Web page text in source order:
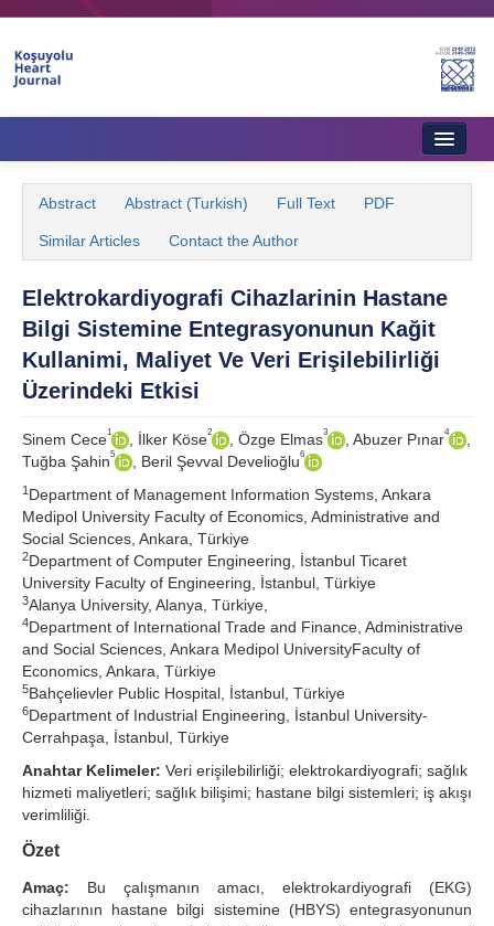
Aims & Scope
Editorial Board
Instructions to Authors
Instructions to Reviewers
Ethics & Policies
Search Articles
Abstract Abstract (Turkish) Full Text PDF
Similar Articles Contact the Author
Elektrokardiyografi Cihazlarinin Hastane
Bilgi Sistemine Entegrasyonunun Kağit
Kullanimi, Maliyet Ve Veri Erişilebilirliği
Üzerindeki Etkisi
Sinem Cece1 , İlker Köse2 , Özge Elmas3 , Abuzer Pınar4
Tuğba Şahin5 , Beril Şevval Develioğlu6
1 Department of Management Information Systems, Ankara
Medipol University Faculty of Economics, Administrative and
Social Sciences, Ankara, Türkiye
2Department of Computer Engineering, İstanbul Ticaret
University Faculty of Engineering, İstanbul, Türkiye
3Alanya University, Alanya, Türkiye,
4Department of International Trade and Finance, Administrative
and Social Sciences, Ankara Medipol UniversityFaculty of
Economics, Ankara, Türkiye
5Bahçelievler Public Hospital, İstanbul, Türkiye
6Department of Industrial Engineering, İstanbul University-
Cerrahpaşa, İstanbul, Türkiye
Anahtar Kelimeler: Veri erişilebilirliği; elektrokardiyografi; sağlık
hizmeti maliyetleri; sağlık bilişimi; hastane bilgi sistemleri; iş akışı
verimliliği.
Özet
Amaç: Bu çalışmanın amacı, elektrokardiyografi (EKG)
cihazlarının hastane bilgi sistemine (HBYS) entegrasyonunun